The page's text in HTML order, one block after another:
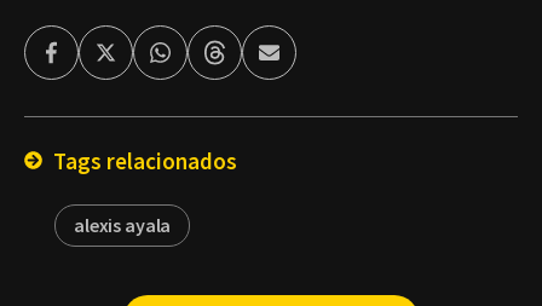
FacebookTwitterWhatsappThreadsEnviar
por
Tags relacionados
alexis ayala